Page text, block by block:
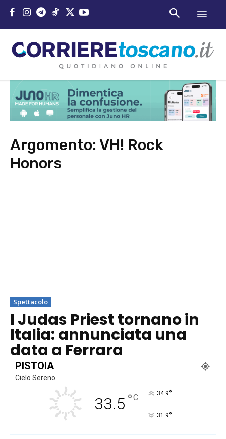
Argomento: VH! Rock
Honors
Spettacolo
I Judas Priest tornano in
Italia: annunciata una
data a Ferrara
PISTOIA
Cielo Sereno
33.5 °C 34.9°
31.9°